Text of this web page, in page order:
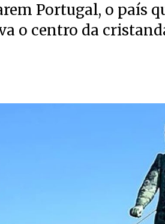
Portugal, o país
o centro da